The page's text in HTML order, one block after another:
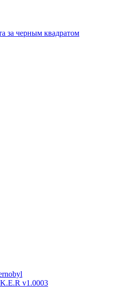
за черным квадратом
v1.0003